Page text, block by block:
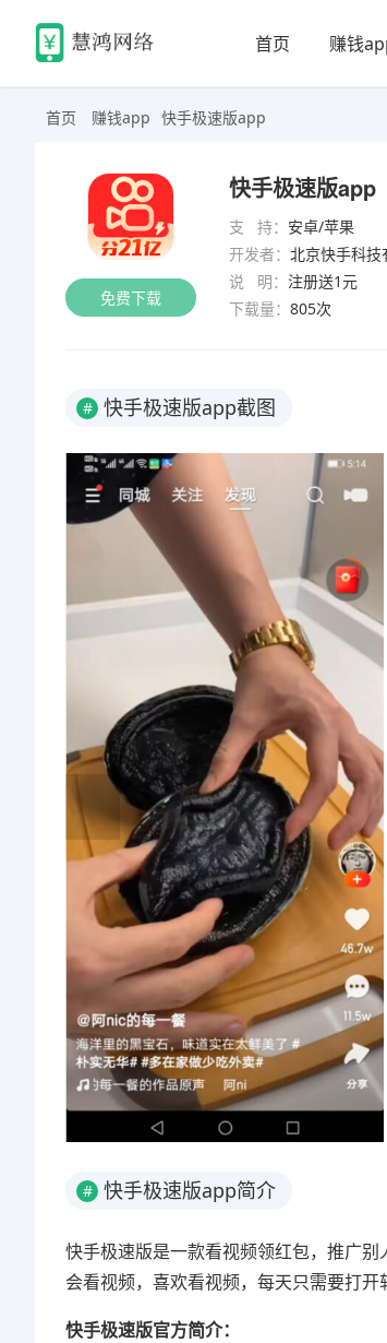
首页 赚钱
首页 赚钱app 快手极速版app
免费下载
快手极速版app
支 持： 安卓/苹果
开发者： 北京快手科技
说 明： 注册送1元
下载量： 805次
# 快手极速版app截图
# 快手极速版app简介
快手极速版是一款看视频领红包，推广
会看视频，喜欢看视频，每天只需要打开
快手极速版官方简介：